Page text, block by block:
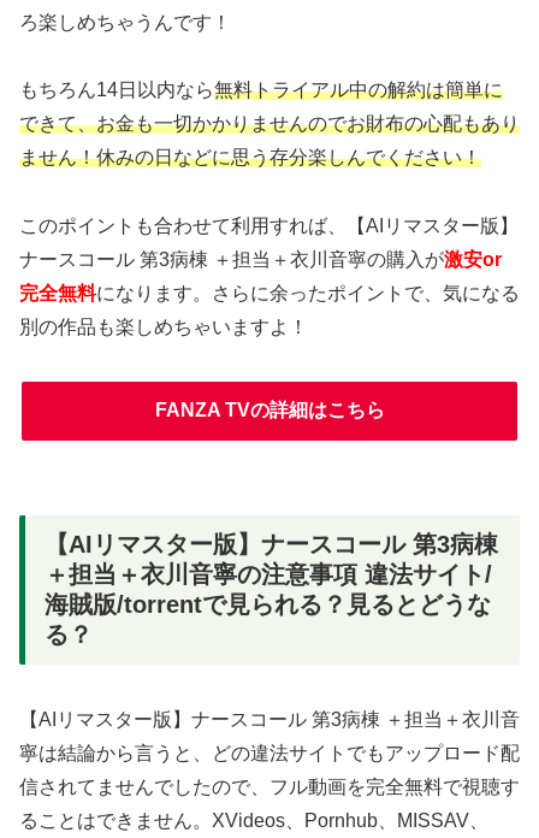
ろ楽しめちゃうんです！
もちろん14日以内なら無料トライアル中の解約は簡単に
できて、お金も一切かかりませんのでお財布の心配もあり
ません！休みの日などに思う存分楽しんでください！
このポイントも合わせて利用すれば、【AIリマスター版】
ナースコール 第3病棟 ＋担当＋衣川音寧の購入が激安or
完全無料になります。さらに余ったポイントで、気になる
別の作品も楽しめちゃいますよ！
FANZA TVの詳細はこちら
【AIリマスター版】ナースコール 第3病棟
＋担当＋衣川音寧の注意事項 違法サイト/
海賊版/torrentで見られる？見るとどうな
る？
【AIリマスター版】ナースコール 第3病棟 ＋担当＋衣川音
寧は結論から言うと、どの違法サイトでもアップロード配
信されてませんでしたので、フル動画を完全無料で視聴す
ることはできません。XVideos、Pornhub、MISSAV、